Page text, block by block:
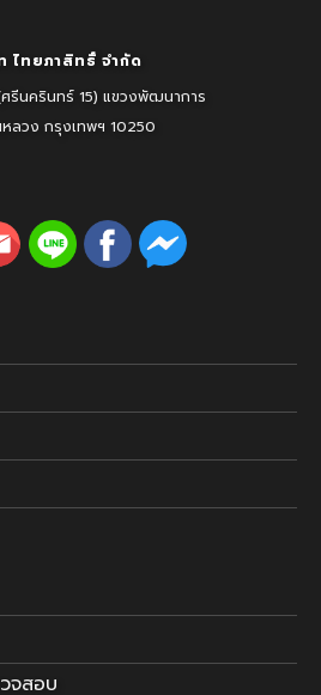
ไทยภาสิทธิ์ จำกัด
รีนครินทร์ 15) แขวงพัฒนาการ
ลวง กรุงเทพฯ 10250
จสอบ